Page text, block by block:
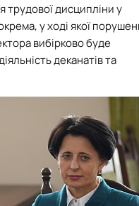
трудової дисципліни у
у ході якої
вибірково буде
деканатів та